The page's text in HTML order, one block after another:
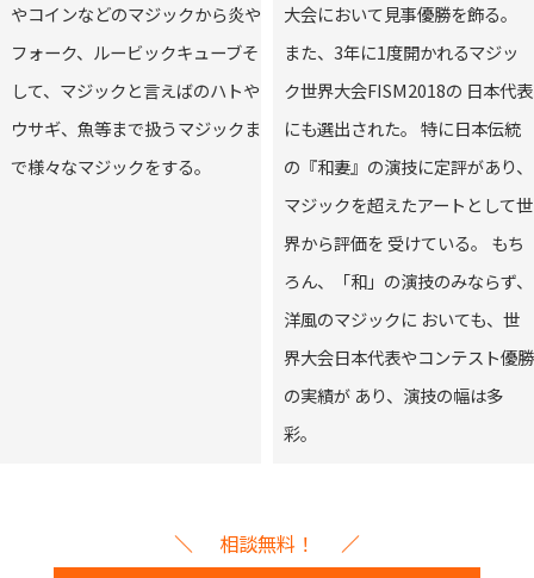
やコインなどのマジックから炎や
フォーク、ルービックキューブそ
して、マジックと言えばのハトや
ウサギ、魚等まで扱うマジックま
で様々なマジックをする。
大会において見事優勝を飾る。
また、3年に1度開かれるマジッ
ク世界大会FISM2018の 日本代表
にも選出された。 特に日本伝統
の『和妻』の演技に定評があり、
マジックを超えたアートとして世
界から評価を 受けている。 もち
ろん、「和」の演技のみならず、
洋風のマジックに おいても、世
界大会日本代表やコンテスト優勝
の実績が あり、演技の幅は多
彩。
相談無料！